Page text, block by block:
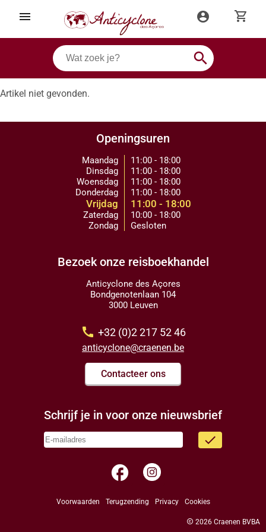
menu account_circle shopping_cart
search
Artikel niet gevonden.
Openingsuren
Maandag
Dinsdag
Woensdag
Donderdag
Vrijdag
Zaterdag
Zondag
11:00 - 18:00
11:00 - 18:00
11:00 - 18:00
11:00 - 18:00
11:00 - 18:00
10:00 - 18:00
Gesloten
Bezoek onze reisboekhandel
Anticyclone des Açores
Bondgenotenlaan 104
3000 Leuven
call +32 (0)2 217 52 46
anticyclone@craenen.be
Contacteer ons
Schrijf je in voor onze nieuwsbrief
done
facebook
Voorwaarden Terugzending Privacy Cookies
copyright 2026 Craenen BVBA